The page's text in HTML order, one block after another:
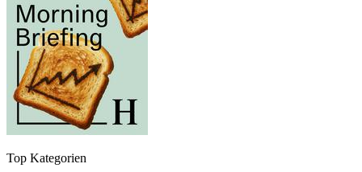
Top Kategorien